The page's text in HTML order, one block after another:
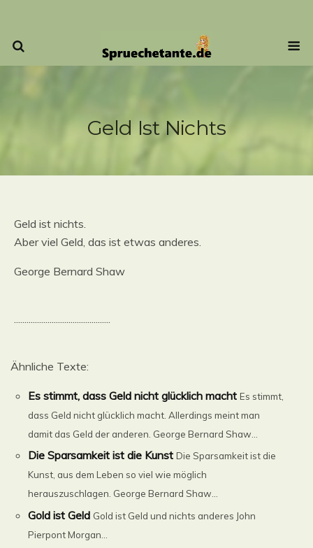
Geld Ist Nichts
Geld ist nichts.
Aber viel Geld, das ist etwas anderes.
George Bernard Shaw
..............................................
Ähnliche Texte:
Es stimmt, dass Geld nicht glücklich macht Es stimmt,
dass Geld nicht glücklich macht. Allerdings meint man
damit das Geld der anderen. George Bernard Shaw...
Die Sparsamkeit ist die Kunst Die Sparsamkeit ist die
Kunst, aus dem Leben so viel wie möglich
herauszuschlagen. George Bernard Shaw...
Gold ist Geld Gold ist Geld und nichts anderes John
Pierpont Morgan...